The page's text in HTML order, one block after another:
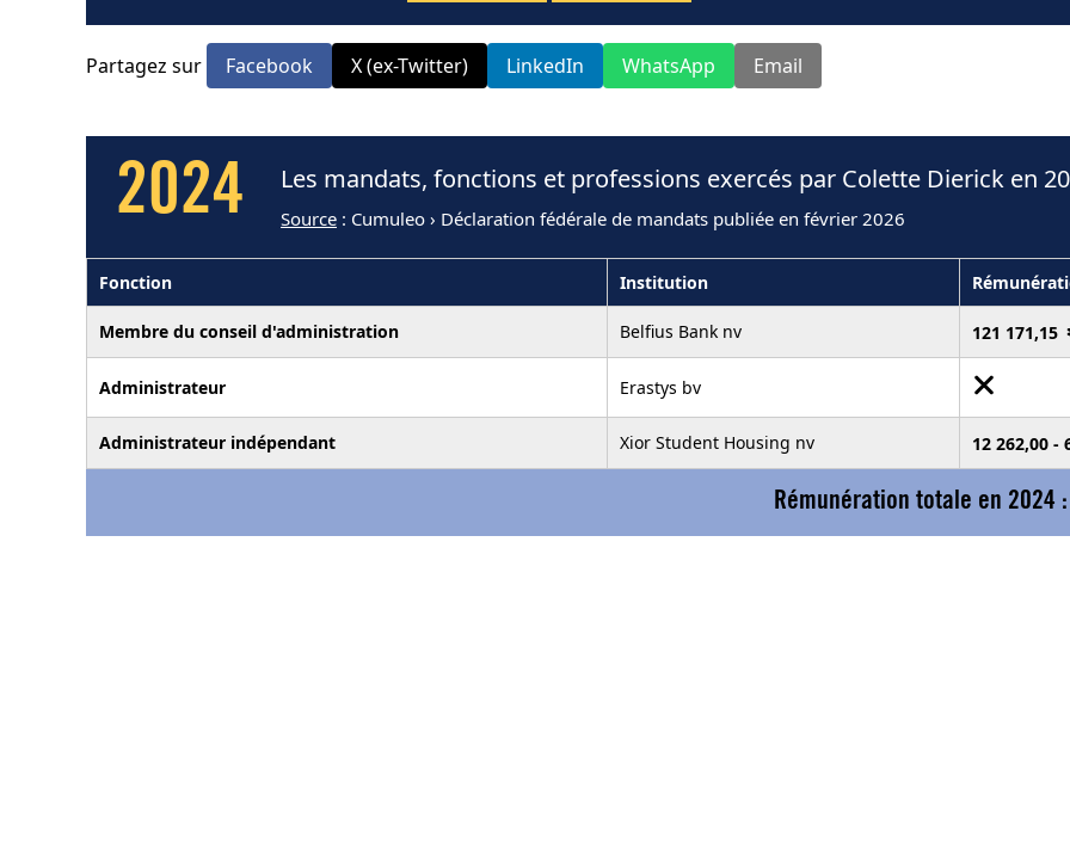
Partagez sur Facebook X (ex-Twitter) LinkedIn WhatsApp Email
2024 Les mandats, fonctions et professions exercés par Colette Dierick en
Source : Cumuleo › Déclaration fédérale de mandats publiée en février 2026
Fonction Institution
Membre du conseil d'administration Belfius Bank nv 121 171,15
Administrateur Erastys bv
Administrateur indépendant Xior Student Housing nv 12 262,00 -
Rémunération totale en 2024